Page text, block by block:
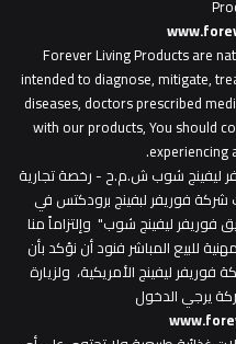
Forever Living Products are
intended to diagnose, mitigate,
diseases, doctors prescribed
with our products, You should
experiencing
ليفينج شوب ش.م.ح - رخصة تجارية
شركة فوريفر لبفينج برودكتس في
ليفينج شوب" وإلتزاماً منا
للبيع المباشر فنود أن نؤكد بأن
ليفينج الأمريكية، ولزيارة
يرجي الدخول